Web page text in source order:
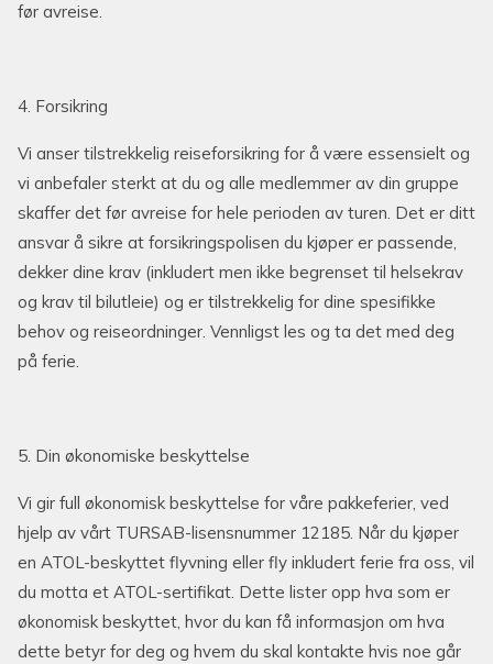
før avreise.
4. Forsikring
Vi anser tilstrekkelig reiseforsikring for å være essensielt og
vi anbefaler sterkt at du og alle medlemmer av din gruppe
skaffer det før avreise for hele perioden av turen. Det er ditt
ansvar å sikre at forsikringspolisen du kjøper er passende,
dekker dine krav (inkludert men ikke begrenset til helsekrav
og krav til bilutleie) og er tilstrekkelig for dine spesifikke
behov og reiseordninger. Vennligst les og ta det med deg
på ferie.
5. Din økonomiske beskyttelse
Vi gir full økonomisk beskyttelse for våre pakkeferier, ved
hjelp av vårt TURSAB-lisensnummer 12185. Når du kjøper
en ATOL-beskyttet flyvning eller fly inkludert ferie fra oss, vil
du motta et ATOL-sertifikat. Dette lister opp hva som er
økonomisk beskyttet, hvor du kan få informasjon om hva
dette betyr for deg og hvem du skal kontakte hvis noe går